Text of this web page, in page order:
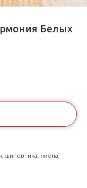
Белых
шиповника, пиона,